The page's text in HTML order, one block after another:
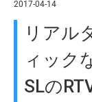
2017-04-14
リアル
ィック
SLの